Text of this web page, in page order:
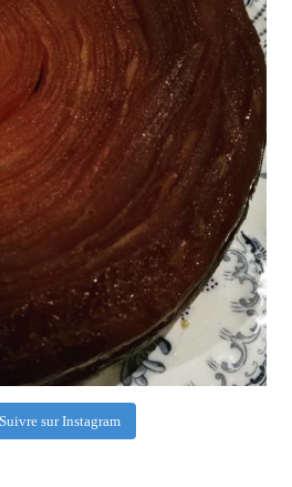
Suivre sur Instagram